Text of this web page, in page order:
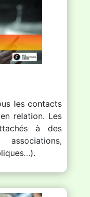
les contacts
relation. Les
à des